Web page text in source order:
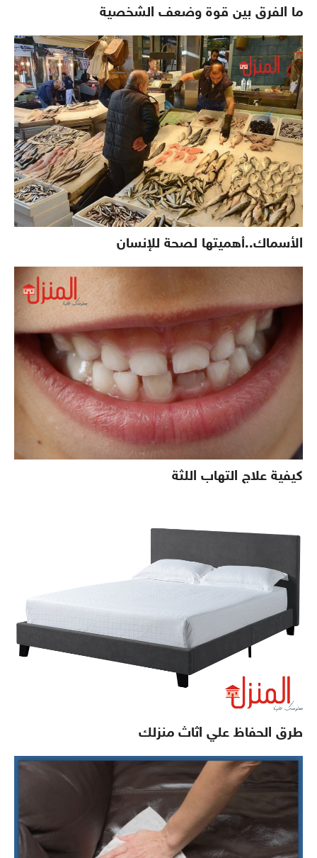
ما الفرق بين قوة وضعف الشخصية
الأسماك..أهميتها لصحة للإنسان
كيفية علاج التهاب اللثة
طرق الحفاظ علي اثاث منزلك